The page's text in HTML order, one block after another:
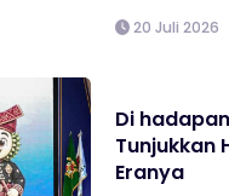
20 Juli 2026
Di
Tunjukkan
Eranya